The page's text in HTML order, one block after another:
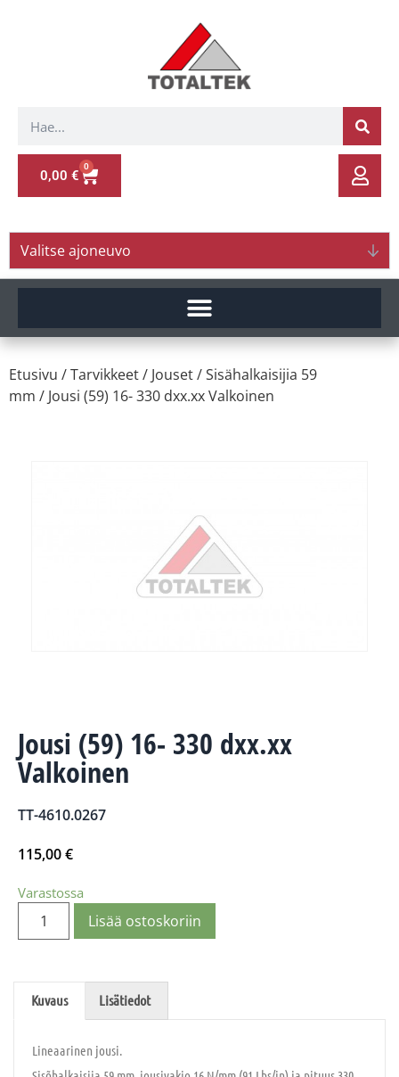
0,00 €
0
Valitse ajoneuvo
Etusivu /Tarvikkeet/ Jouset/Sisähalkaisijia 59
mm / Jousi (59) 16- 330 dxx.xx Valkoinen
Jousi (59) 16- 330 dxx.xx
Valkoinen
TT-4610.0267
115,00€
Varastossa
Lisää ostoskoriin
Kuvaus Lisätiedot
Lineaarinen jousi.